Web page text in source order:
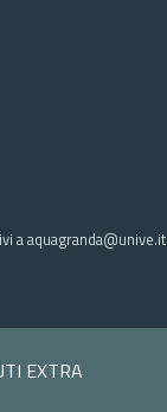
a aquagranda@unive.it
EXTRA